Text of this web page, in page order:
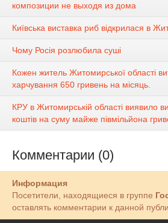
композиции не выходя из дома
Київська виставка риб відкрилася в
Чому Росія розлюбила суші
Кожен житель Житомирської області
харчування 650 гривень на місяць.
КРУ в Житомирській області виявило
коштів на суму майже півмільйона
Комментарии (0)
Информация
Посетители, находящиеся в группе
оставлять комментарии к данной